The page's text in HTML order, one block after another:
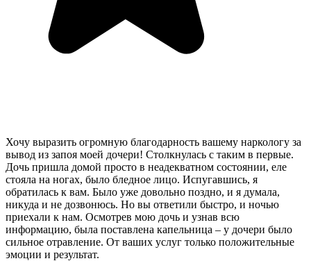
Хочу выразить огромную благодарность вашему наркологу за
вывод из запоя моей дочери! Столкнулась с таким в первые.
Дочь пришла домой просто в неадекватном состоянии, еле
стояла на ногах, было бледное лицо. Испугавшись, я
обратилась к вам. Было уже довольно поздно, и я думала,
никуда и не дозвонюсь. Но вы ответили быстро, и ночью
приехали к нам. Осмотрев мою дочь и узнав всю
информацию, была поставлена капельница – у дочери было
сильное отравление. От ваших услуг только положительные
эмоции и результат.